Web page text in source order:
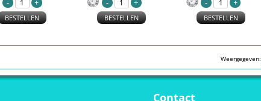
BESTELLEN BESTELLEN BESTELLEN
Weergegeven:
Contact